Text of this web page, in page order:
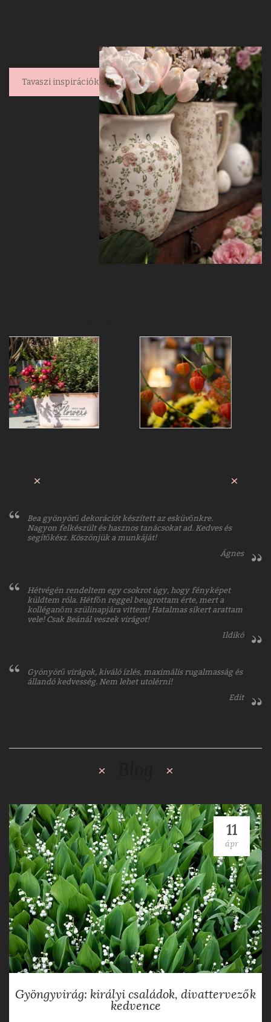
Tavaszi inspirációk
Bea gyönyörű dekorációt készített az esküvőnkre.
Nagyon felkészült és hasznos tanácsokat ad. Kedves és
segítőkész. Köszönjük a munkáját!
Ágnes
Hétvégén rendeltem egy csokrot úgy, hogy fényképet
küldtem róla. Hétfőn reggel beugrottam érte, mert a
kolléganőm szülinapjára vittem! Hatalmas sikert arattam
vele! Csak Beánál veszek virágot!
Ildikó
Gyönyörű virágok, kiváló ízlés, maximális rugalmasság és
állandó kedvesség. Nem lehet utolérni!
Edit
11
ápr
Gyöngyvirág: királyi családok, divattervezők
kedvence